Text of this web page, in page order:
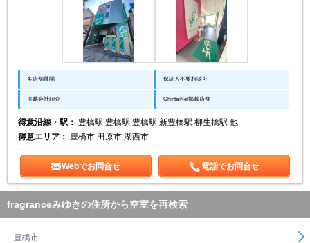
多店舗展開 保証人不要相談可
引越会社紹介 ChintaiNet掲載店舗
得意沿線・駅：
豊橋駅 豊橋駅 豊橋駅 新豊橋駅 柳生橋駅 他
得意エリア：
豊橋市 田原市 湖西市
Webでお問合せ 電話でお問合せ
fragranceみゆきの住所から空室を再検索
豊橋市